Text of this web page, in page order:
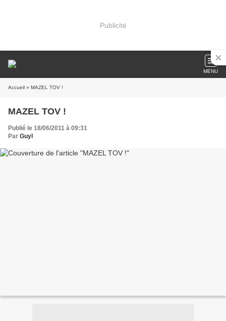
Publicité
MENU
Accueil » MAZEL TOV !
MAZEL TOV !
Publié le 18/06/2011 à 09:31
Par Guyl